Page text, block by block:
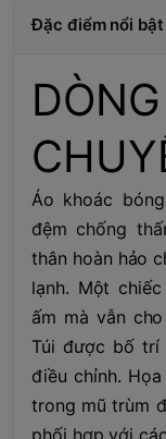
Đặc điểm nổi bật
Áo khoác
đệm chống
thân hoàn hảo
lạnh. Một
ấm mà vẫn
Túi được bố
điều chỉnh.
trong mũ trùm
phối hợp với